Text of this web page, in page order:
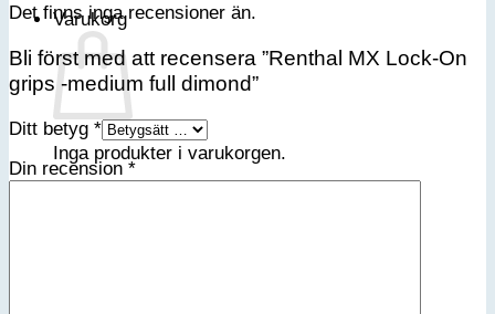
Varukorg
Inga produkter i varukorgen.
Det finns inga recensioner än.
Bli först med att recensera ”Renthal MX Lock-On
grips -medium full dimond”
Ditt betyg *
Din recension *